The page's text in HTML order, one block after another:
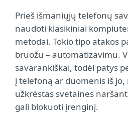
Prieš išmaniųjų telefonų
naudoti klasikiniai
metodai. Tokio tipo atakos
bruožu – automatizavimu.
savarankiškai, todėl patys
į telefoną ar duomenis iš
užkrėstas svetaines
gali blokuoti įrenginį.